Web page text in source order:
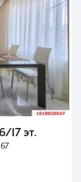
16/17 эт.